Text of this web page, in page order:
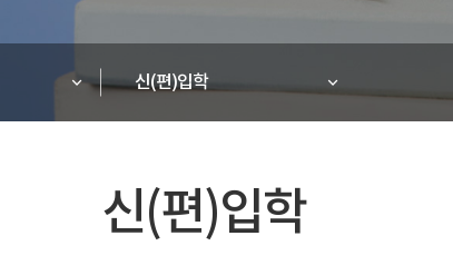
신(편)입학
신(편)입학